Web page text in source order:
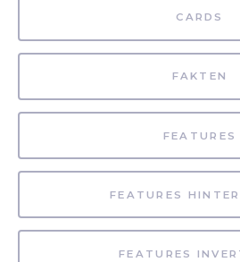
CARDS
FAKTEN
FEATURES
FEATURES
FEATURES